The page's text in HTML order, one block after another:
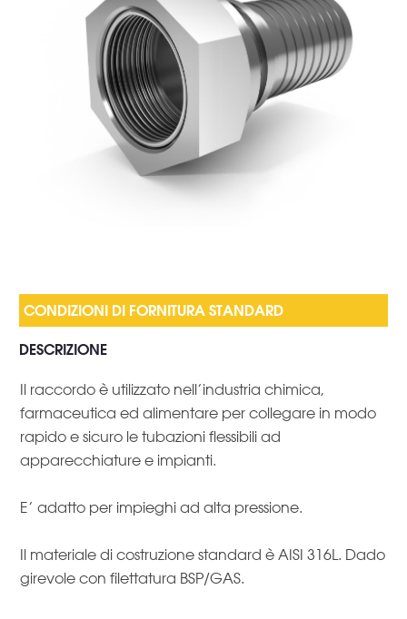
DESCRIZIONE
Il raccordo è utilizzato nell’industria chimica,
farmaceutica ed alimentare per collegare in modo
rapido e sicuro le tubazioni flessibili ad
apparecchiature e impianti.
E’ adatto per impieghi ad alta pressione.
Il materiale di costruzione standard è AISI 316L. Dado
girevole con filettatura BSP/GAS.